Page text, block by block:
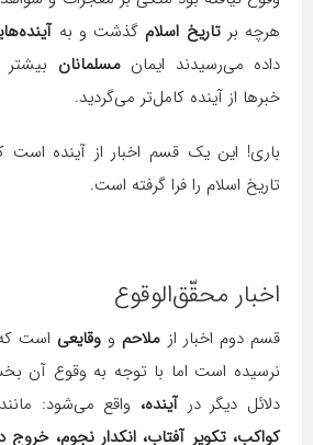
هرچه برتاریخ اسلامگذشت و به
داده می‌رسیدند ایمانمسلمانان
خبرها از آینده کامل‌تر می‌گردید.
باری! این یک قسم اخبار از آینده
تاریخ اسلام را فرا گرفته است.
اخبار محقّق‌الوقوع
قسم دوم اخبار از ملاحمو وقایعی است
نرسیده است اما با توجه‌ به وقوع
دلائل دیگر درآینده، واقع می‌شود: مانند
کواکب، تکویر آفتاب، انکدار نجوم، خروج